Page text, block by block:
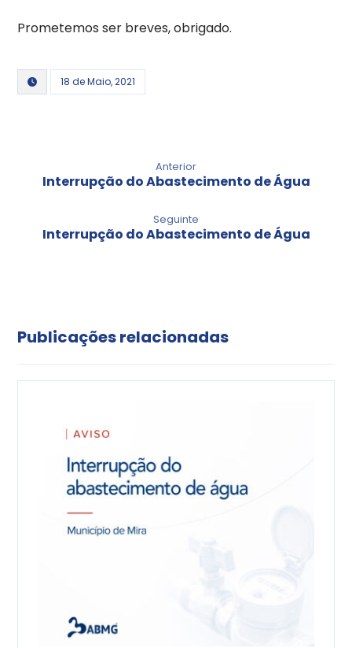
Prometemos ser breves, obrigado.
18 de Maio, 2021
Anterior
Interrupção do Abastecimento de Água
Seguinte
Interrupção do Abastecimento de Água
Publicações relacionadas